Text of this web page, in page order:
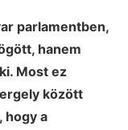
parlamentben,
hanem
Most ez
között
hogy a